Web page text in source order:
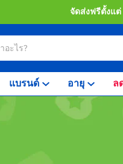
จัดส่งฟรีตั้งแ
แบรนด์ อายุ ล